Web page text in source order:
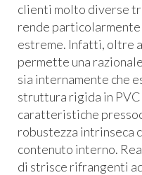
clienti molto diverse
rende
estreme. Infatti, oltre
permette una
sia internamente che
struttura rigida in PVC
caratteristiche
robustezza intrinseca
contenuto interno.
di strisce rifrangenti